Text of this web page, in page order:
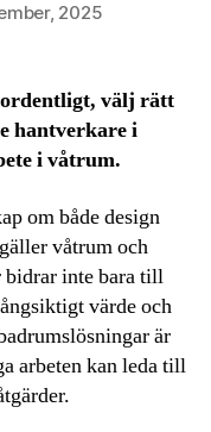
2025
välj rätt
hantverkare i
i våtrum.
om både design
våtrum och
inte bara till
värde och
är
arbeten kan leda till